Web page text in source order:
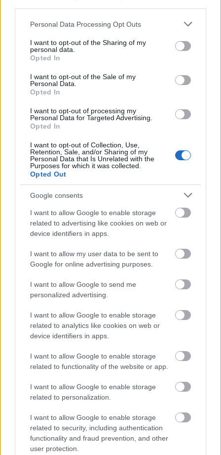
Please note that this website/app uses one or more Google
not limited to your visit or usage behaviour. You may click to
grant or deny consent to Google and its third-party tags to
use your data for below specified purposes in below Google
consent section.
Personal Data Processing Opt Outs
I want to opt-out of the Sharing of my
personal data.
Opted In
I want to opt-out of the Sale of my
Personal Data.
Opted In
I want to opt-out of processing my
Personal Data for Targeted Advertising.
Opted In
I want to opt-out of Collection, Use,
Retention, Sale, and/or Sharing of my
Personal Data that Is Unrelated with the
Purposes for which it was collected.
Opted Out
Google consents
I want to allow Google to enable storage
related to advertising like cookies on web or
device identifiers in apps.
I want to allow my user data to be sent to
Google for online advertising purposes.
I want to allow Google to send me
personalized advertising.
I want to allow Google to enable storage
related to analytics like cookies on web or
device identifiers in apps.
I want to allow Google to enable storage
related to functionality of the website or app.
I want to allow Google to enable storage
related to personalization.
I want to allow Google to enable storage
related to security, including authentication
functionality and fraud prevention, and other
user protection.
Egyik kedvenc ünnepi makraménk ez az illatozó
változat, mert amilyen szép, olyan egyszerű! A fán
épp olyan jól mutat, mint ajándékként, vagy a ...
Karácsonyi készülődés a Nebulo-
sarokban - Három technika,
számtalan kreatív ötlet